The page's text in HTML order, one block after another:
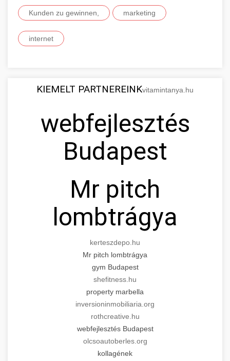
Kunden zu gewinnen, marketing
internet
KIEMELT PARTNEREINKvitamintanya.hu
webfejlesztés
Budapest
Mr pitch
lombtrágya
kerteszdepo.hu
Mr pitch lombtrágya
gym Budapest
shefitness.hu
property marbella
inversioninmobiliaria.org
rothcreative.hu
webfejlesztés Budapest
olcsoautoberles.org
kollagének